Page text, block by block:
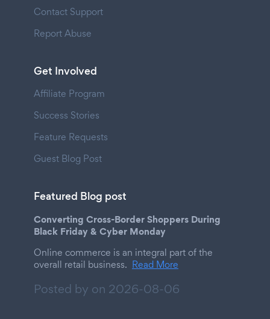
Contact Support
Report Abuse
Get Involved
Affiliate Program
Success Stories
Feature Requests
Guest Blog Post
Featured Blog post
Converting Cross-Border Shoppers During
Black Friday & Cyber Monday
Online commerce is an integral part of the
overall retail business. Read More
Posted by on 2026-08-06